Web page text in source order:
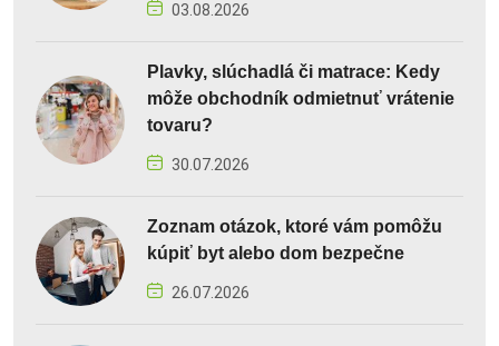
03.08.2026
Plavky, slúchadlá či matrace: Kedy
môže obchodník odmietnuť vrátenie
tovaru?
30.07.2026
Zoznam otázok, ktoré vám pomôžu
kúpiť byt alebo dom bezpečne
26.07.2026